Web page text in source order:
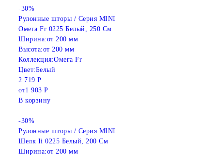
-30%
Рулонные шторы / Серия MINI
Омега Fr 0225 Белый, 250 См
Ширина:от 200 мм
Высота:от 200 мм
Коллекция:Омега Fr
Цвет:Белый
2 719 Р
от1 903 Р
В корзину
-30%
Рулонные шторы / Серия MINI
Шелк Ii 0225 Белый, 200 См
Ширина:от 200 мм